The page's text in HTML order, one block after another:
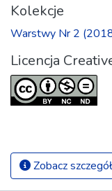
Kolekcje
Warstwy Nr 2
Licencja
Zobacz